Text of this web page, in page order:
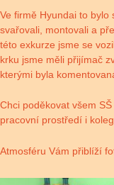
Ve firmě Hyundai to
svařovali, montovali a
této exkurze jsme se
krku jsme měli přijímač
kterými byla
Chci poděkovat všem
pracovní prostředí i
Atmosféru Vám přiblíží